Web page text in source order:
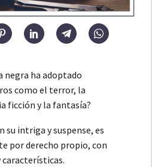
negra ha adoptado
como el terror, la
ficción y la fantasía?
su intriga y suspense, es
por derecho propio, con
características.